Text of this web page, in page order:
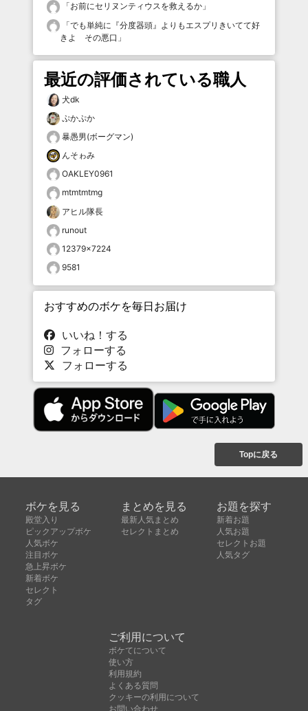
「お前にセリヌンティウスを救えるか 」
「でも単純に『分度器頭』よりもエスプリきいてて好
きよ その悪口 」
最近の評価されている職人
犬dk
ぷかぷか
暴愚男(ボーグマン)
んそゎみ
OAKLEY0961
mtmtmtmg
アヒル隊長
runout
12379×7224
9581
おすすめのボケを毎日お届け
いいね！する
フォローする
フォローする
Topに戻る
ボケを見る
殿堂入り
ピックアップボケ
人気ボケ
注目ボケ
急上昇ボケ
新着ボケ
セレクト
タグ
まとめを見る
最新人気まとめ
セレクトまとめ
お題を探す
新着お題
人気お題
セレクトお題
人気タグ
ご利用について
ボケてについて
使い方
利用規約
よくある質問
クッキーの利用について
お問い合わせ